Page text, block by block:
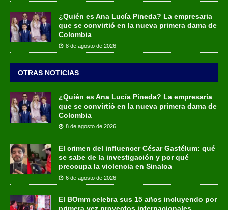
¿Quién es Ana Lucía Pineda? La empresaria
que se convirtió en la nueva primera dama de
Colombia
8 de agosto de 2026
OTRAS NOTICIAS
¿Quién es Ana Lucía Pineda? La empresaria
que se convirtió en la nueva primera dama de
Colombia
8 de agosto de 2026
El crimen del influencer César Gastélum: qué
se sabe de la investigación y por qué
preocupa la violencia en Sinaloa
6 de agosto de 2026
El BOmm celebra sus 15 años incluyendo por